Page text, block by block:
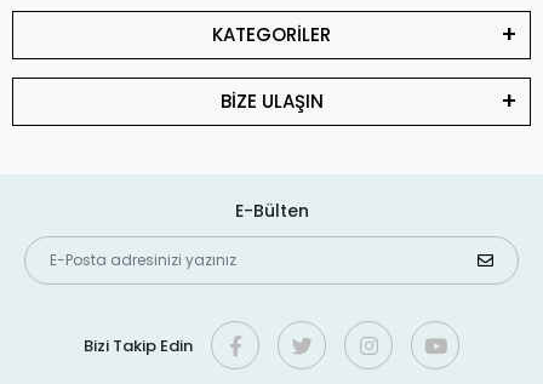
KATEGORİLER
BİZE ULAŞIN
E-Bülten
Bizi Takip Edin